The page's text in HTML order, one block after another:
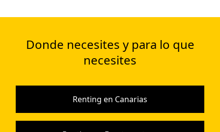
Donde necesites y para lo que
necesites
Renting en Canarias